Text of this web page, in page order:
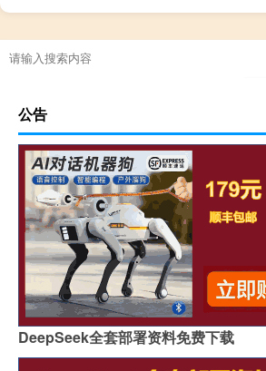
公告
DeepSeek全套部署资料免费下载